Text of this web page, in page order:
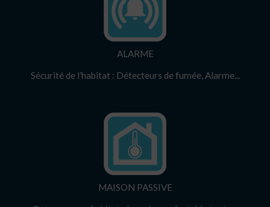
ALARME
Sécurité de l’habitat : Détecteurs de fumée, Alarme...
MAISON PASSIVE